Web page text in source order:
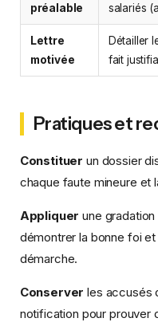
préalable
salariés
Lettre
motivée
Détailler
fait
Pratiques et
Constituer un dossier
chaque faute mineure et
Appliquer une
démontrer la bonne foi
démarche.
Conserver les accusés
notification pour prouver